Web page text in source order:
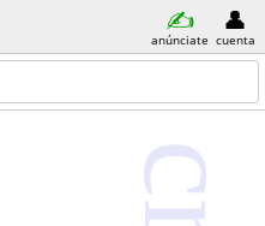
anúnciate cuenta